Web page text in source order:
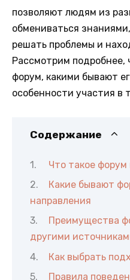
позволяют людям из
обмениваться
решать проблемы и
Рассмотрим подробнее,
форум, какими бывают
особенности участия в
Содержание
Что такое форум
Какие бывают
направления
Преимущества
другими
Как выбрать
Правила